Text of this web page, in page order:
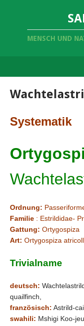
MENSCH UND
Systematik
Ordnung:
Familie : Estrildidae-
Gattung: Ortygospiza
Art: Ortygospiza
Trivialname
deutsch:
quailfinch,
französisch: Astrild-
swahili: Mshigi Koo-